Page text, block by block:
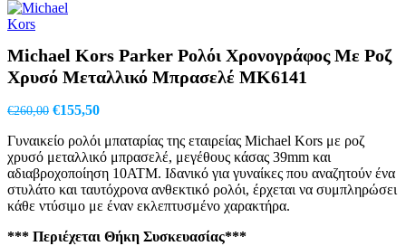
€93,95.
Michael Kors Parker Ρολόι Χρονογράφος Με Ροζ
Χρυσό Μεταλλικό Μπρασελέ MK6141
€260,00 Original
was:
€260,00.
€155,50Η
τιμή
είναι:
€155,50.
Γυναικείο ρολόι μπαταρίας της εταιρείας Michael Kors με ροζ
χρυσό μεταλλικό μπρασελέ, μεγέθους κάσας 39mm και
αδιαβροχοποίηση 10ATM. Ιδανικό για γυναίκες που αναζητούν ένα
στυλάτο και ταυτόχρονα ανθεκτικό ρολόι, έρχεται να συμπληρώσει
κάθε ντύσιμο με έναν εκλεπτυσμένο χαρακτήρα.
*** Περιέχεται Θήκη Συσκευασίας***